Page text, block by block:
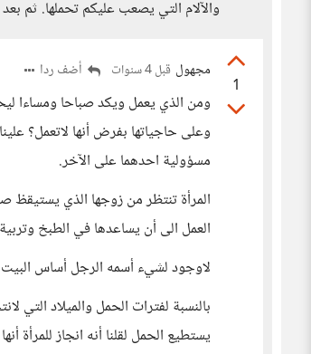
والآلام التي يصعب عليكم تحملها. ثم
1
مجهول قبل 4 سنوات أضف ردا
ومن الذي يعمل ويكد صباحا ومساءا
وعلى حاجياتها بفرض أنها لاتعمل؟
مسؤولية احدهما على الآخر.
المرأة تنتظر من زوجها الذي
العمل الى أن يساعدها في الطبخ
لاوجود لشيء أسمه الرجل أساس البيت
بالنسبة لفترات الحمل والميلاد التي
يستطيع الحمل لقلنا أنه انجاز